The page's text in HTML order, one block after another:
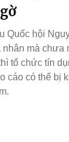
Quốc hội
mà chưa
tổ chức tín
cáo có thể bị